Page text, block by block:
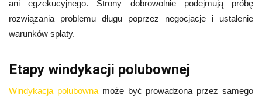
ani egzekucyjnego. Strony dobrowolnie podejmują próbę
rozwiązania problemu długu poprzez negocjacje i ustalenie
warunków spłaty.
Etapy windykacji polubownej
Windykacja polubowna może być prowadzona przez samego